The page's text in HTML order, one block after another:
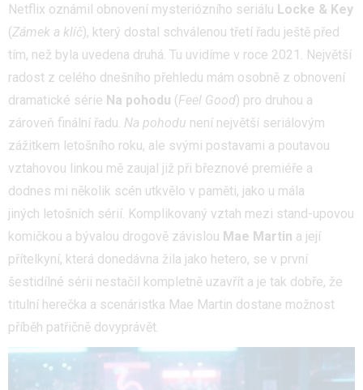
Netflix oznámil obnovení mysteriózního seriálu Locke & Key
(Zámek a klíč), který dostal schválenou třetí řadu ještě před
tím, než byla uvedena druhá. Tu uvidíme v roce 2021. Největší
radost z celého dnešního přehledu mám osobně z obnovení
dramatické série Na pohodu (Feel Good) pro druhou a
zároveň finální řadu. Na pohodu není největší seriálovým
zážitkem letošního roku, ale svými postavami a poutavou
vztahovou linkou mě zaujal již při březnové premiéře a
dodnes mi několik scén utkvělo v paměti, jako u mála
jiných letošních sérií. Komplikovaný vztah mezi stand-upovou
komičkou a bývalou drogově závislou Mae Martin a její
přítelkyní, která donedávna žila jako hetero, se v první
šestidílné sérii nestačil kompletně uzavřít a je tak dobře, že
titulní herečka a scenáristka Mae Martin dostane možnost
příběh patřičně dovyprávět.